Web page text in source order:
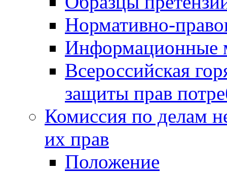
Нормативно-
Информационные
Всероссийская
защиты прав
Комиссия по делам
их прав
Положение